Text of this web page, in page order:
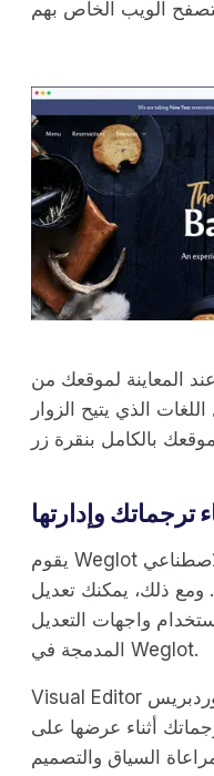
المعاينة لموقعك من
الذي يتيح الزوار
يقوم Weglot تلقائيًا بإنشاء ترجمات الذكاء الاصطناعي
ومع ذلك، يمكنك تعديل
واجهات التعديل
المدمجة في Weglot.
Visual Editor يعطيك معاينة مباشرة لموقع ووردبريس
أثناء عرضها على